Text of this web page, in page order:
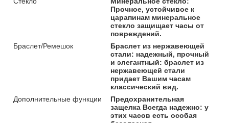
Прочное, устойчивое к
царапинам минеральное
стекло защищает часы от
повреждений.
Браслет/Ремешок
Браслет из нержавеющей
стали: надежный, прочный
и элегантный: браслет из
нержавеющей стали
придает Вашим часам
классический вид.
Дополнительные функции
Предохранительная
защелка Всегда надежно: у
этих часов есть особая